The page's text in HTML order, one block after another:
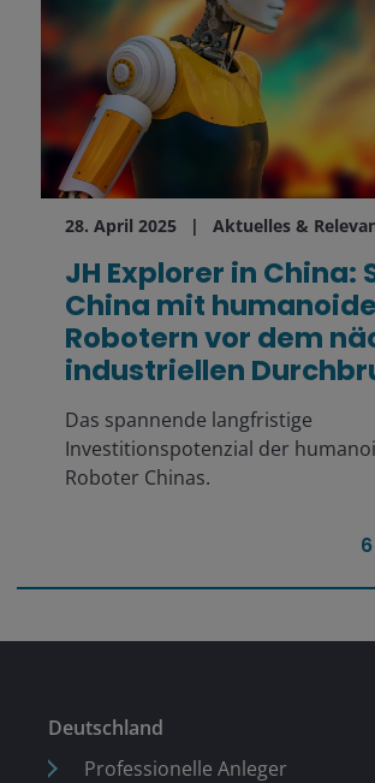
28. April 2025 Aktuelles &
JH Explorer in China:
China mit
Robotern vor dem
industriellen
Das spannende langfristige
Investitionspotenzial der
Roboter Chinas.
6
Deutschland
Professionelle Anleger